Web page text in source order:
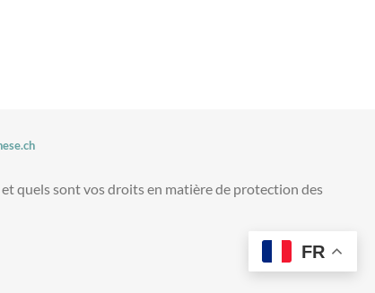
quels sont vos droits en matière de protection des
FR